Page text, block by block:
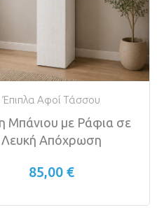
Έπιπλα Αφοί Τάσσου
Μπάνιου με Ράφια σε
Λευκή Απόχρωση
85,00 €